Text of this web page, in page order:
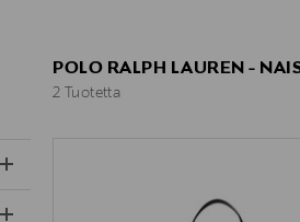
POLO RALPH LAUREN -
2 Tuotetta